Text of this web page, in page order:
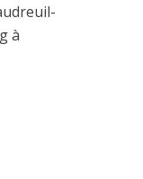
à